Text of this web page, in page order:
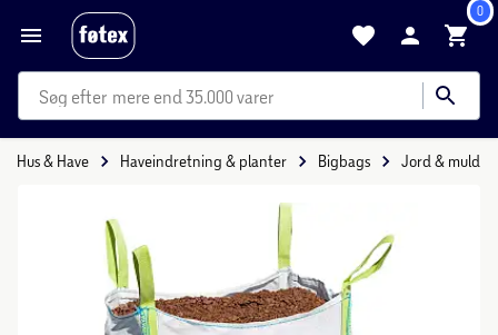
0
mere end 35.000 varer
Hus & Have Haveindretning & planter Bigbags Jord & muld